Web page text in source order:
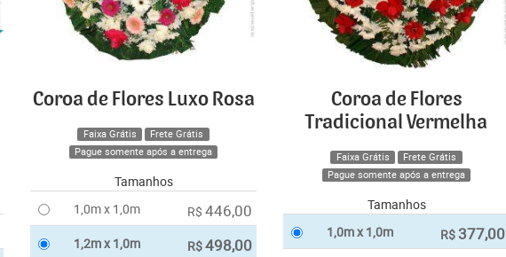
Coroa de Flores Luxo Rosa
Faixa Grátis
Frete Grátis
Pague somente após a entrega
Tamanhos
1,0m x 1,0m
R$ 446,00
1,2m x 1,0m R$498,00
Coroa de Flores
Tradicional Vermelha
Faixa Grátis
Frete Grátis
Pague somente após a entrega
Tamanhos
1,0m x 1,0m
R$ 377,00